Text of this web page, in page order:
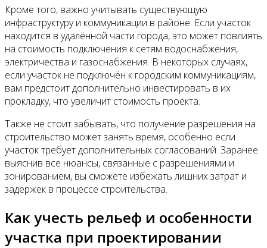
Кроме того, важно учитывать существующую
инфраструктуру и коммуникации в районе. Если участок
находится в удалённой части города, это может повлиять
на стоимость подключения к сетям водоснабжения,
электричества и газоснабжения. В некоторых случаях,
если участок не подключён к городским коммуникациям,
вам предстоит дополнительно инвестировать в их
прокладку, что увеличит стоимость проекта.
Также не стоит забывать, что получение разрешения на
строительство может занять время, особенно если
участок требует дополнительных согласований. Заранее
выяснив все нюансы, связанные с разрешениями и
зонированием, вы сможете избежать лишних затрат и
задержек в процессе строительства.
Как учесть рельеф и особенности
участка при проектировании